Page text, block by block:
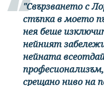
"Свързването с
стъпка в моето
нея беше
нейният
нейната
срещано ниво на